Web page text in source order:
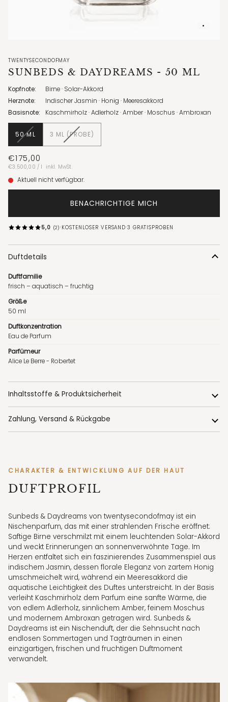
TWENTYSECONDOFMAY
SUNBEDS & DAYDREAMS - 50 ML
Kopfnote:
Birne · Solar-Akkord
Herznote:
Indischer Jasmin · Honig · Meeresakkord
Basisnote:
Kaschmirholz · Adlerholz · Amber · Moschus · Ambroxan
50 MLVARIANTE
AUSVERKAUFT
NICHT
VERFÜGBAR
3 ML (PROBE)
VARIANTE
VERFÜGBAR
€175,00
Stückpreis
€3.500,00 /pro
l inkl. MwSt.
Aktuell nicht verfügbar.
BENACHRICHTIGE MICH
5,0 (2)·KOSTENLOSER VERSAND·3 GRATISPROBEN
Duftdetails
Duftfamilie
frisch – aquatisch – fruchtig
Größe
50 ml
Duftkonzentration
Eau de Parfum
Parfümeur
Alice Le Berre - Robertet
Inhaltsstoffe & Produktsicherheit
Zahlung, Versand & Rückgabe
CHARAKTER & ENTWICKLUNG AUF DER HAUT
DUFTPROFIL
Sunbeds & Daydreams von twentysecondofmay ist ein
Nischenparfum, das mit einer strahlenden Frische eröffnet:
Saftige Birne verschmilzt mit einem leuchtenden Solar-Akkord
und weckt Erinnerungen an sonnenverwöhnte Tage. Im
Herzen entfaltet sich ein faszinierendes Zusammenspiel aus
indischem Jasmin, dessen florale Eleganz von zartem Honig
umschmeichelt wird, während ein Meeresakkord die
aquatische Leichtigkeit des Duftes unterstreicht. In der Basis
verleiht Kaschmirholz dem Parfum eine sanfte Wärme, die
von edlem Adlerholz, sinnlichem Amber, feinem Moschus
und modernem Ambroxan getragen wird. Sunbeds &
Daydreams ist ein Nischenduft, der die Sehnsucht nach
endlosen Sommertagen und Tagträumen in einen
einzigartigen, frischen und fruchtigen Duftmoment
verwandelt.